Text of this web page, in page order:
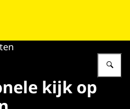
Jeugd & Gezin
kijk op